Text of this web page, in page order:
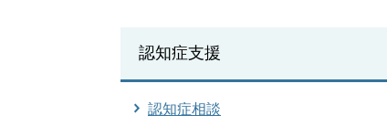
認知症支援
認知症相談